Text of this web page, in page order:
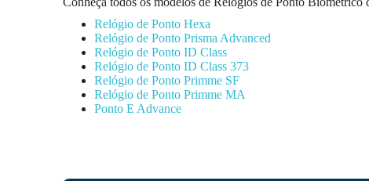
Relógio de Ponto Hexa
Relógio de Ponto Prisma Advanced
Relógio de Ponto ID Class
Relógio de Ponto ID Class 373
Relógio de Ponto Primme SF
Relógio de Ponto Primme MA
Ponto E Advance